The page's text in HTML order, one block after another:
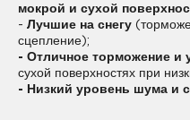
мокрой и сухой
- Лучшие на снегу
сцепление);
- Отличное торможение и
сухой поверхностях при
- Низкий уровень шума и